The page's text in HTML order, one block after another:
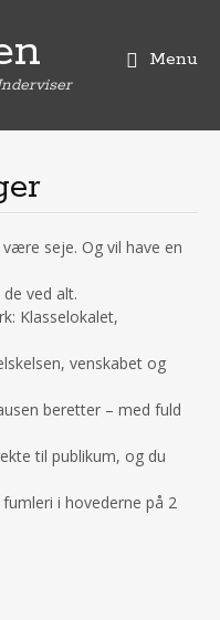
Menu
seje. Og vil have en
ved alt.
Klasselokalet,
venskabet og
beretter – med fuld
til publikum, og du
i hovederne på 2